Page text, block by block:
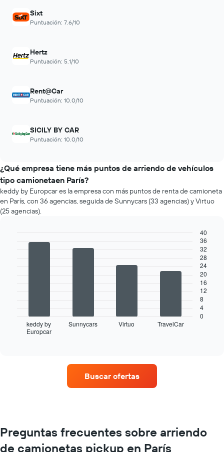
Sixt
Puntuación: 7.6/10
Hertz
Puntuación: 5.1/10
Rent@Car
Puntuación: 10.0/10
SICILY BY CAR
Puntuación: 10.0/10
¿Qué empresa tiene más puntos de arriendo de vehículos
tipo camionetaen París?
keddy by Europcar es la empresa con más puntos de renta de camioneta
en París, con 36 agencias, seguida de Sunnycars (33 agencias) y Virtuo
(25 agencias).
gráfico
muestra
gráfico
muestra
keddy by
Europcar
Sunnycars Virtuo TravelCar
0
4
8
12
16
20
24
28
32
36
40
Buscar ofertas
Preguntas frecuentes sobre arriendo
de camionetas pickup en París